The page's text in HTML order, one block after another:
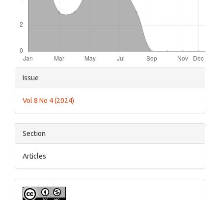
Article
Details
Issue
Vol 8 No 4 (2024)
Section
Articles